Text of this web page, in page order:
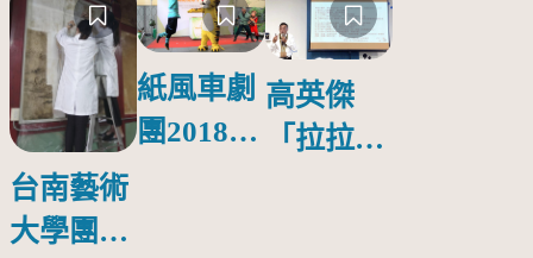
台南藝術
大學團隊
紙風車劇
團2018公
高英傑
「拉拉庫